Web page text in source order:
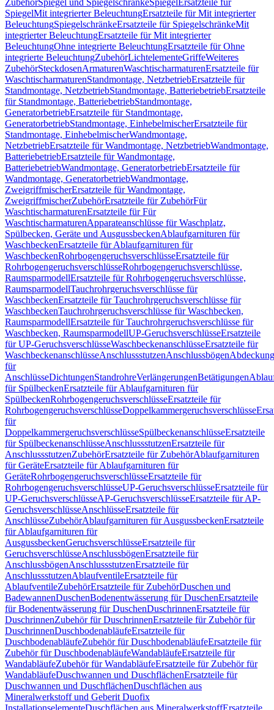
ZubehörSpiegel und SpiegelschränkeSpiegel Ersatzteile für
SpiegelMit integrierter BeleuchtungErsatzteile für Mit integrierter
BeleuchtungSpiegelschränkeErsatzteile für SpiegelschränkeMit
integrierter BeleuchtungErsatzteile für Mit integrierter
BeleuchtungOhne integrierte BeleuchtungErsatzteile für Ohne
integrierte BeleuchtungZubehörLichtelementeGriffeWeiteres
ZubehörSteckdosenArmaturenWaschtischarmaturenErsatzteile für
WaschtischarmaturenStandmontage, NetzbetriebErsatzteile für
Standmontage, NetzbetriebStandmontage, BatteriebetriebErsatzteile
für Standmontage, BatteriebetriebStandmontage,
GeneratorbetriebErsatzteile für Standmontage,
GeneratorbetriebStandmontage, EinhebelmischerErsatzteile für
Standmontage, EinhebelmischerWandmontage,
NetzbetriebErsatzteile für Wandmontage, NetzbetriebWandmontage,
BatteriebetriebErsatzteile für Wandmontage,
BatteriebetriebWandmontage, GeneratorbetriebErsatzteile für
Wandmontage, GeneratorbetriebWandmontage,
ZweigriffmischerErsatzteile für Wandmontage,
ZweigriffmischerZubehörErsatzteile für ZubehörFür
WaschtischarmaturenErsatzteile für Für
WaschtischarmaturenApparateanschlüsse für Waschplatz,
Spülbecken, Geräte und AusgussbeckenAblaufgarnituren für
WaschbeckenErsatzteile für Ablaufgarnituren für
WaschbeckenRohrbogengeruchsverschlüsseErsatzteile für
RohrbogengeruchsverschlüsseRohrbogengeruchsverschlüsse,
RaumsparmodellErsatzteile für Rohrbogengeruchsverschlüsse,
RaumsparmodellTauchrohrgeruchsverschlüsse für
WaschbeckenErsatzteile für Tauchrohrgeruchsverschlüsse für
WaschbeckenTauchrohrgeruchsverschlüsse für Waschbecken,
RaumsparmodellErsatzteile für Tauchrohrgeruchsverschlüsse für
Waschbecken, RaumsparmodellUP-GeruchsverschlüsseErsatzteile
für UP-GeruchsverschlüsseWaschbeckenanschlüsseErsatzteile für
WaschbeckenanschlüsseAnschlussstutzenAnschlussbögen
für
AnschlüsseDichtungenStandrohreVerlängerungenBetätigungen
für SpülbeckenErsatzteile für Ablaufgarnituren für
SpülbeckenRohrbogengeruchsverschlüsseErsatzteile für
RohrbogengeruchsverschlüsseDoppelkammergeruchsverschlüsse
für
DoppelkammergeruchsverschlüsseSpülbeckenanschlüsseErsatzteile
für SpülbeckenanschlüsseAnschlussstutzenErsatzteile für
AnschlussstutzenZubehörErsatzteile für ZubehörAblaufgarnituren
für GeräteErsatzteile für Ablaufgarnituren für
GeräteRohrbogengeruchsverschlüsseErsatzteile für
RohrbogengeruchsverschlüsseUP-GeruchsverschlüsseErsatzteile für
UP-GeruchsverschlüsseAP-GeruchsverschlüsseErsatzteile für AP-
GeruchsverschlüsseAnschlüsseErsatzteile für
AnschlüsseZubehörAblaufgarnituren für AusgussbeckenErsatzteile
für Ablaufgarnituren für
AusgussbeckenGeruchsverschlüsseErsatzteile für
GeruchsverschlüsseAnschlussbögenErsatzteile für
AnschlussbögenAnschlussstutzenErsatzteile für
AnschlussstutzenAblaufventileErsatzteile für
AblaufventileZubehörErsatzteile für ZubehörDuschen und
BadewannenDuschenBodenentwässerung für DuschenErsatzteile
für Bodenentwässerung für DuschenDuschrinnenErsatzteile für
DuschrinnenZubehör für DuschrinnenErsatzteile für Zubehör für
DuschrinnenDuschbodenabläufeErsatzteile für
DuschbodenabläufeZubehör für DuschbodenabläufeErsatzteile für
Zubehör für DuschbodenabläufeWandabläufeErsatzteile für
WandabläufeZubehör für WandabläufeErsatzteile für Zubehör für
WandabläufeDuschwannen und DuschflächenErsatzteile für
Duschwannen und DuschflächenDuschflächen aus
Mineralwerkstoff und Geberit Duofix
InstallationselementeDuschflächen aus MineralwerkstoffErsatzteile